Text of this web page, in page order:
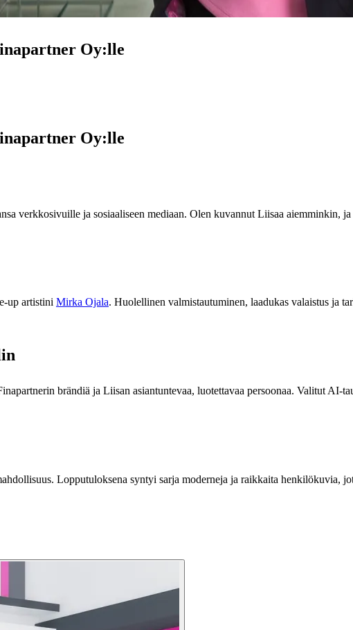
Oy:lle
Oy:lle
verkkosivuille ja sosiaaliseen mediaan. Olen kuvannut Liisaa aiemminkin,
up artistini Mirka Ojala. Huolellinen valmistautuminen, laadukas valaistus ja
brändiä ja Liisan asiantuntevaa, luotettavaa persoonaa. Valitut AI-
Lopputuloksena syntyi sarja moderneja ja raikkaita henkilökuvia,